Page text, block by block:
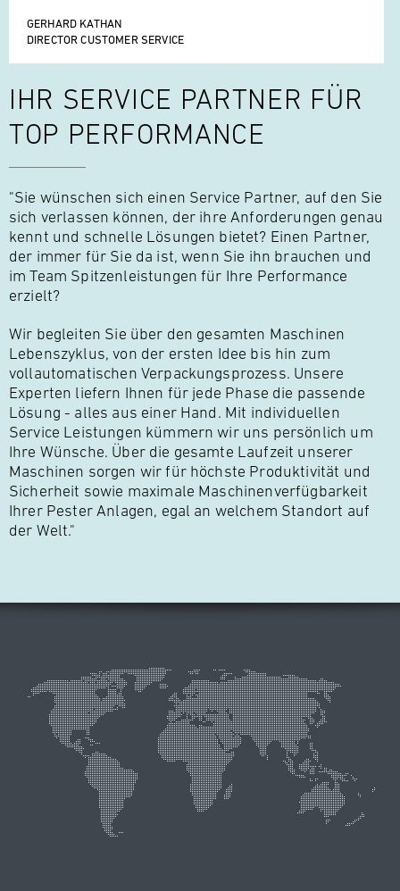
GERHARD KATHAN
DIRECTOR CUSTOMER SERVICE
IHR SERVICE PARTNER FÜR
TOP PERFORMANCE
"Sie wünschen sich einen Service Partner, auf den Sie
sich verlassen können, der ihre Anforderungen genau
kennt und schnelle Lösungen bietet? Einen Partner,
der immer für Sie da ist, wenn Sie ihn brauchen und
im Team Spitzenleistungen für Ihre Performance
erzielt?
Wir begleiten Sie über den gesamten Maschinen
Lebenszyklus, von der ersten Idee bis hin zum
vollautomatischen Verpackungsprozess. Unsere
Experten liefern Ihnen für jede Phase die passende
Lösung - alles aus einer Hand. Mit individuellen
Service Leistungen kümmern wir uns persönlich um
Ihre Wünsche. Über die gesamte Laufzeit unserer
Maschinen sorgen wir für höchste Produktivität und
Sicherheit sowie maximale Maschinenverfügbarkeit
Ihrer Pester Anlagen, egal an welchem Standort auf
der Welt."